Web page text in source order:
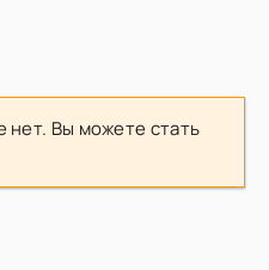
Вы можете стать